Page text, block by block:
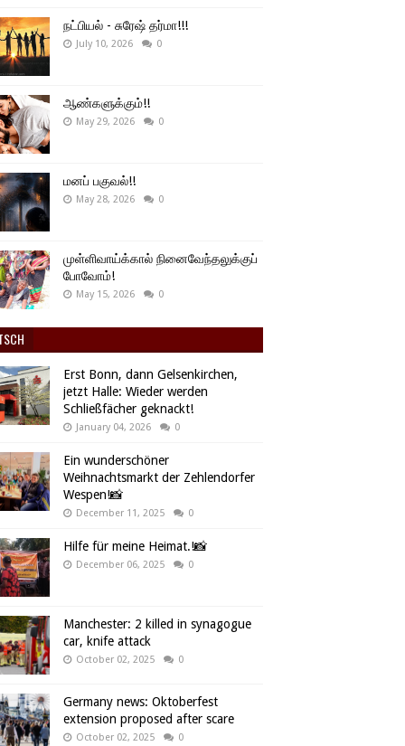
நட்பியல் - சுரேஷ் தர்மா!!!
July 10, 2026 0
ஆண்களுக்கும்!!
May 29, 2026 0
மனப் பகுவல்!!
May 28, 2026 0
முள்ளிவாய்க்கால் நினைவேந்தலுக்குப்
போவோம்!
May 15, 2026 0
Erst Bonn, dann Gelsenkirchen,
jetzt Halle: Wieder werden
Schließfächer geknackt!
January 04, 2026 0
Ein wunderschöner
Weihnachtsmarkt der Zehlendorfer
Wespen!📸
December 11, 2025 0
Hilfe für meine Heimat.!📸
December 06, 2025 0
Manchester: 2 killed in synagogue
car, knife attack
October 02, 2025 0
Germany news: Oktoberfest
extension proposed after scare
October 02, 2025 0